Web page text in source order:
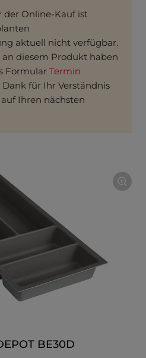
der Online-Kauf ist
aktuell nicht verfügbar.
an diesem Produkt haben
Formular Termin
Dank für Ihr Verständnis
Ihren nächsten
BE30D